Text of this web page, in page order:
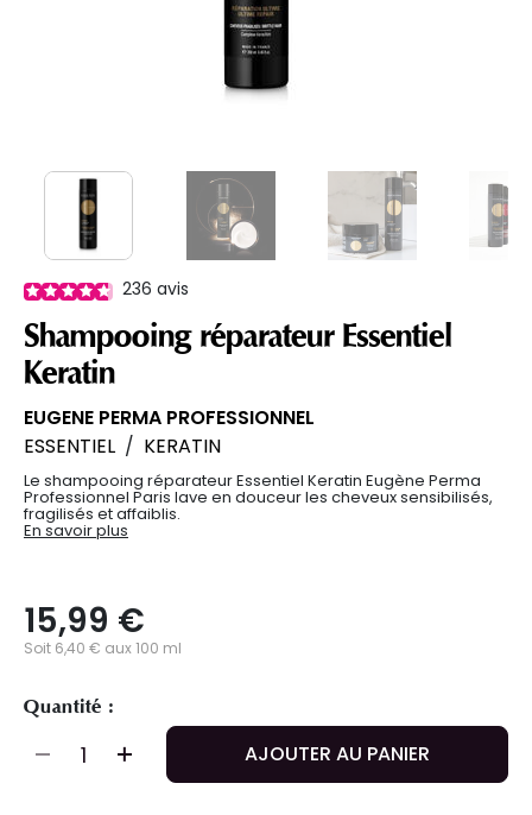
236 avis
Shampooing réparateur Essentiel
Keratin
EUGENE PERMA PROFESSIONNEL
ESSENTIEL / KERATIN
Le shampooing réparateur Essentiel Keratin Eugène Perma
Professionnel Paris lave en douceur les cheveux sensibilisés,
fragilisés et affaiblis.
En savoir plus
15,99 €
Soit 6,40 € aux 100 ml
Quantité :
AJOUTER AU PANIER